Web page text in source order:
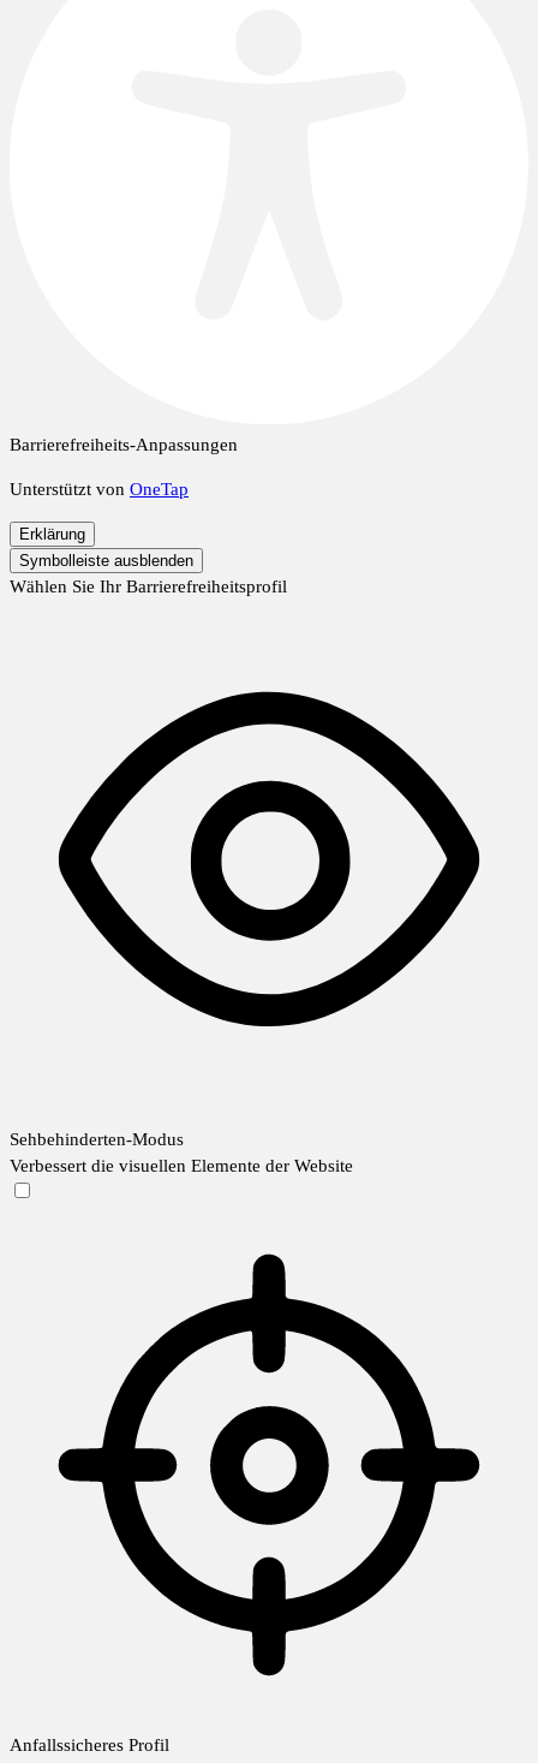
Barrierefreiheits-Anpassungen
Unterstützt von OneTap
Erklärung
Symbolleiste ausblenden
Wählen Sie Ihr Barrierefreiheitsprofil
Sehbehinderten-Modus
Verbessert die visuellen Elemente der Website
Anfallssicheres Profil